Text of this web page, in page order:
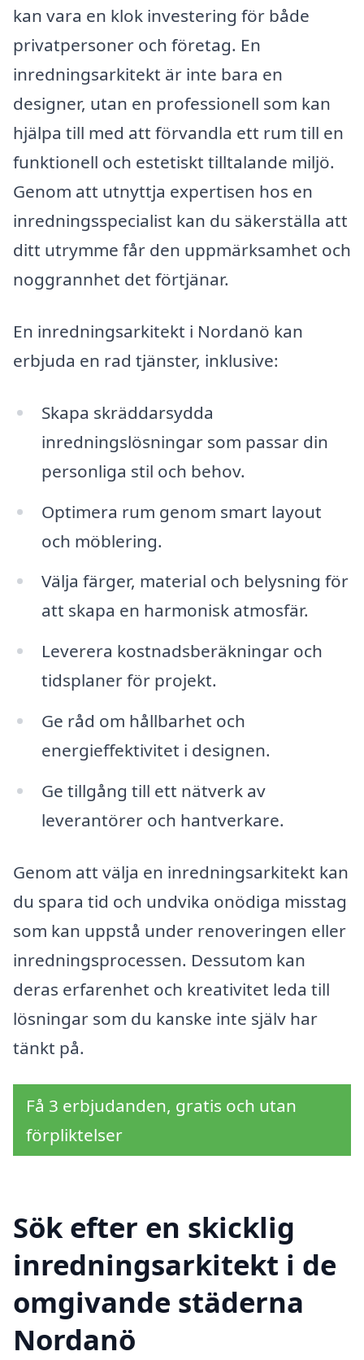
kan vara en klok investering för både
privatpersoner och företag. En
inredningsarkitekt är inte bara en
designer, utan en professionell som kan
hjälpa till med att förvandla ett rum till en
funktionell och estetiskt tilltalande miljö.
Genom att utnyttja expertisen hos en
inredningsspecialist kan du säkerställa att
ditt utrymme får den uppmärksamhet och
noggrannhet det förtjänar.
En inredningsarkitekt i Nordanö kan
erbjuda en rad tjänster, inklusive:
Skapa skräddarsydda
inredningslösningar som passar din
personliga stil och behov.
Optimera rum genom smart layout
och möblering.
Välja färger, material och belysning för
att skapa en harmonisk atmosfär.
Leverera kostnadsberäkningar och
tidsplaner för projekt.
Ge råd om hållbarhet och
energieffektivitet i designen.
Ge tillgång till ett nätverk av
leverantörer och hantverkare.
Genom att välja en inredningsarkitekt kan
du spara tid och undvika onödiga misstag
som kan uppstå under renoveringen eller
inredningsprocessen. Dessutom kan
deras erfarenhet och kreativitet leda till
lösningar som du kanske inte själv har
tänkt på.
Få 3 erbjudanden, gratis och utan
förpliktelser
Sök efter en skicklig
inredningsarkitekt i de
omgivande städerna
Nordanö